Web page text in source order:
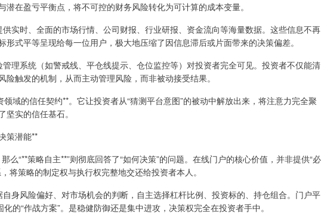
在盈亏平衡点，将不可控的财务风险转化为可计算的成本变量。
实时、全面的市场行情、公司财报、行业研报、资金流向等海量数据。这些信息不再
式平等呈现给每一位用户，极大地压缩了因信息滞后或片面带来的决策偏差。
理系统（如警戒线、平仓线提示、仓位监控等）对投资者完全可见。投资者不仅能清
触发的机制，从而主动管理风险，而非被动接受结果。
域的信任契约**。它让投资者从“猜测平台意图”的被动中解放出来，将注意力完全聚
实的信任基石。
策潜能**
么“**策略自主**”则彻底回答了“如何决策”的问题。在线门户的核心价值，并非提供“必
将策略的制定权与执行权完整地交还给投资者本人。
身风险偏好、对市场机会的判断，自主选择杠杆比例、投资标的、持仓组合。门户平
的“作战方案”。是稳健防御还是集中进攻，决策权完全在投资者手中。